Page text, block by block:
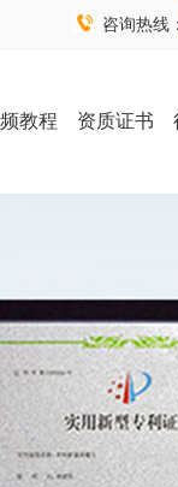
咨询热线：
教程 资质证书